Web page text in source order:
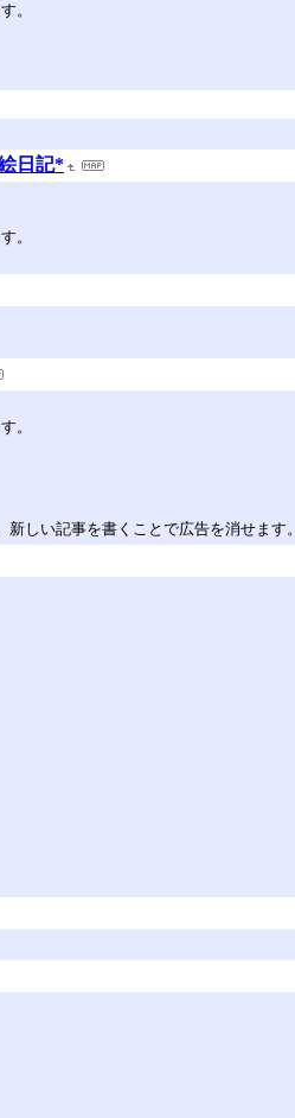
。
日記*
。
。
しい記事を書くことで広告を消せます。